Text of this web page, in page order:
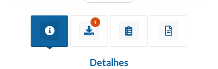
Galeria de Fotos
1
Detalhes